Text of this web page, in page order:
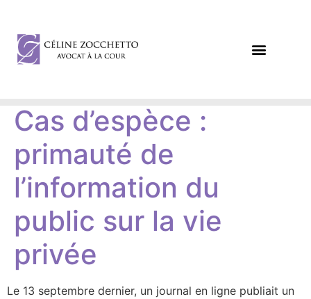
Cas d’espèce :
primauté de
l’information du
public sur la vie
privée
Le 13 septembre dernier, un journal en ligne publiait un